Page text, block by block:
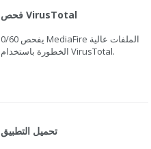
فحص VirusTotal
0/60
الخطورة باستخدام VirusTotal.
تحميل التطبيق